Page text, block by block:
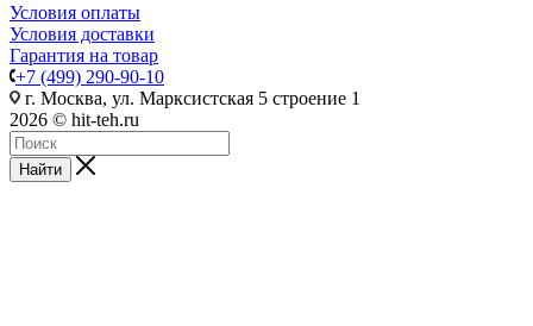
Условия оплаты
Условия доставки
Гарантия на товар
+7 (499) 290-90-10
г. Москва, ул. Марксистская 5 строение 1
2026 © hit-teh.ru
Найти